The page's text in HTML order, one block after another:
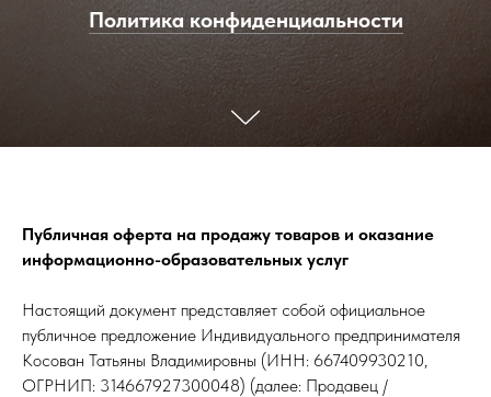
Политика конфиденциальности
Публичная оферта на продажу товаров и оказание
информационно-образовательных услуг
Настоящий документ представляет собой официальное
публичное предложение Индивидуального предпринимателя
Косован Татьяны Владимировны (ИНН: 667409930210,
ОГРНИП: 314667927300048) (далее: Продавец /